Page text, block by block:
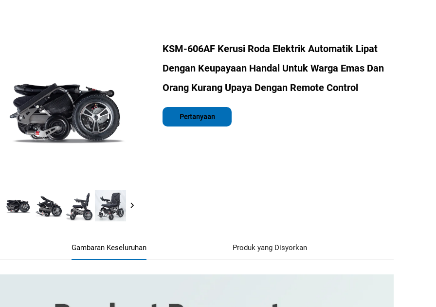
KSM-606AF Kerusi Roda Elektrik Automatik Lipat
Dengan Keupayaan Handal Untuk Warga Emas Dan
Orang Kurang Upaya Dengan Remote Control
Pertanyaan
Gambaran Keseluruhan Produk yang Disyorkan